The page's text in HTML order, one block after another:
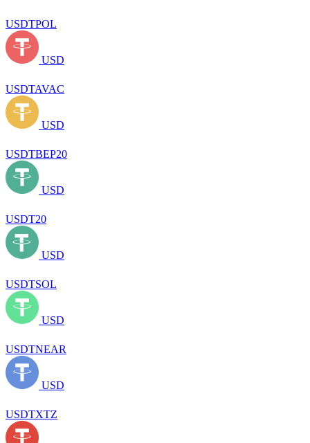
USDTPOL
USD
USDTAVAC
USD
USDTBEP20
USD
USDT20
USD
USDTSOL
USD
USDTNEAR
USD
USDTXTZ